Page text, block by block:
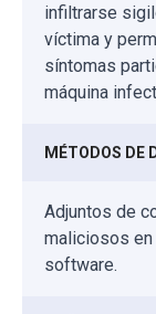
infiltrarse
víctima y
síntomas
máquina
MÉTODOS DE
Adjuntos de
maliciosos en
software.